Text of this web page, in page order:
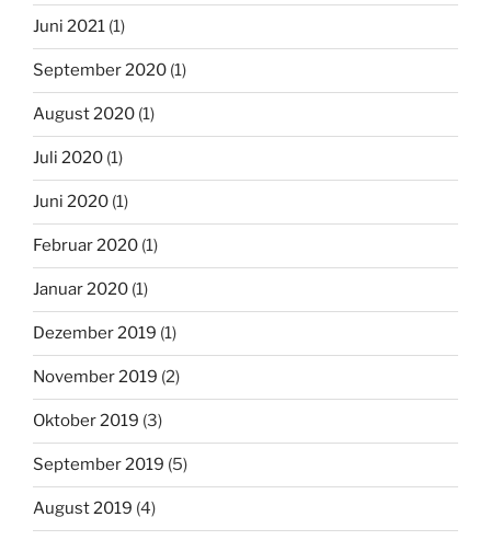
Juni 2021 (1)
September 2020 (1)
August 2020 (1)
Juli 2020 (1)
Juni 2020 (1)
Februar 2020 (1)
Januar 2020 (1)
Dezember 2019 (1)
November 2019 (2)
Oktober 2019 (3)
September 2019 (5)
August 2019 (4)